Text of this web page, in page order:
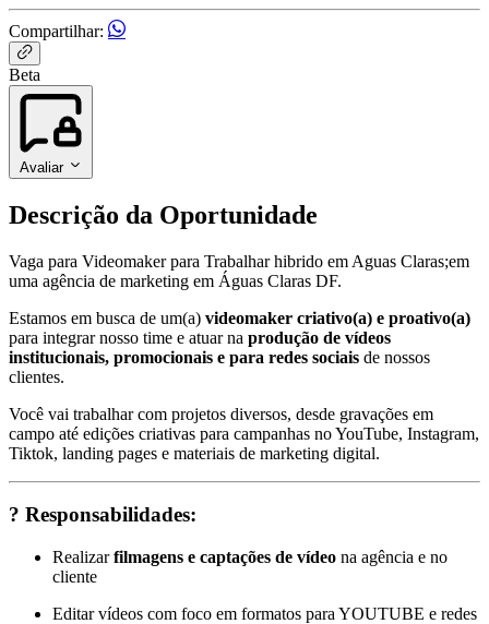
Compartilhar:
Beta
Avaliar
Descrição da Oportunidade
Vaga para Videomaker para Trabalhar hibrido em Aguas Claras;em
uma agência de marketing em Águas Claras DF.
Estamos em busca de um(a) videomaker criativo(a) e proativo(a)
para integrar nosso time e atuar na produção de vídeos
institucionais, promocionais e para redes sociais de nossos
clientes.
Você vai trabalhar com projetos diversos, desde gravações em
campo até edições criativas para campanhas no YouTube, Instagram,
Tiktok, landing pages e materiais de marketing digital.
? Responsabilidades:
Realizarfilmagens e captações de vídeo na agência e no
cliente
Editar vídeos com foco em formatos para YOUTUBE e redes